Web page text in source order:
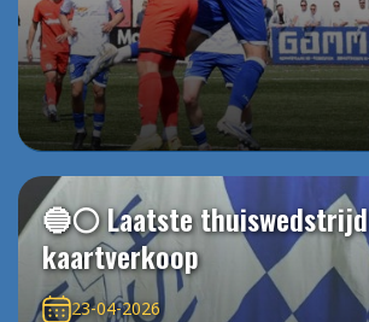
🔵⚪️ Laatste thuiswedstrijd
kaartverkoop
23-04-2026